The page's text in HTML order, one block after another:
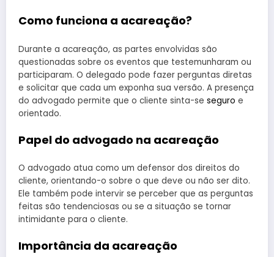
Como funciona a acareação?
Durante a acareação, as partes envolvidas são
questionadas sobre os eventos que testemunharam ou
participaram. O delegado pode fazer perguntas diretas
e solicitar que cada um exponha sua versão. A presença
do advogado permite que o cliente sinta-se seguro e
orientado.
Papel do advogado na acareação
O advogado atua como um defensor dos direitos do
cliente, orientando-o sobre o que deve ou não ser dito.
Ele também pode intervir se perceber que as perguntas
feitas são tendenciosas ou se a situação se tornar
intimidante para o cliente.
Importância da acareação